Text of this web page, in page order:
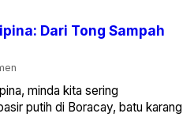
Dari Tong Sampah
minda kita sering
putih di Boracay, batu karang